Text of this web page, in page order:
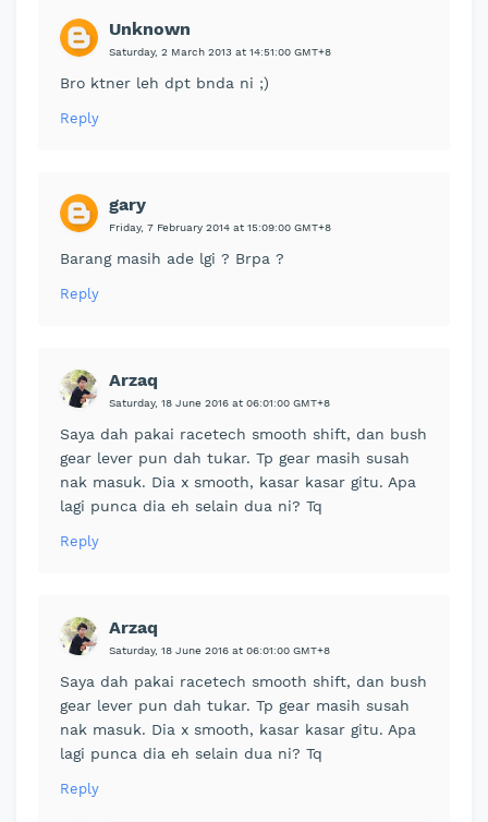
Unknown
Saturday, 2 March 2013 at 14:51:00 GMT+8
Bro ktner leh dpt bnda ni ;)
Reply
gary
Friday, 7 February 2014 at 15:09:00 GMT+8
Barang masih ade lgi ? Brpa ?
Reply
Arzaq
Saturday, 18 June 2016 at 06:01:00 GMT+8
Saya dah pakai racetech smooth shift, dan bush
gear lever pun dah tukar. Tp gear masih susah
nak masuk. Dia x smooth, kasar kasar gitu. Apa
lagi punca dia eh selain dua ni? Tq
Reply
Arzaq
Saturday, 18 June 2016 at 06:01:00 GMT+8
Saya dah pakai racetech smooth shift, dan bush
gear lever pun dah tukar. Tp gear masih susah
nak masuk. Dia x smooth, kasar kasar gitu. Apa
lagi punca dia eh selain dua ni? Tq
Reply